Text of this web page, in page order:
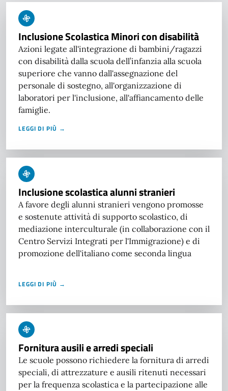
Inclusione Scolastica Minori con disabilità
Azioni legate all'integrazione di bambini/ragazzi
con disabilità dalla scuola dell’infanzia alla scuola
superiore che vanno dall'assegnazione del
personale di sostegno, all'organizzazione di
laboratori per l'inclusione, all'affiancamento delle
famiglie.
LEGGI DI PIÙ →
Inclusione scolastica alunni stranieri
A favore degli alunni stranieri vengono promosse
e sostenute attività di supporto scolastico, di
mediazione interculturale (in collaborazione con il
Centro Servizi Integrati per l'Immigrazione) e di
promozione dell'italiano come seconda lingua
LEGGI DI PIÙ →
Fornitura ausili e arredi speciali
Le scuole possono richiedere la fornitura di arredi
speciali, di attrezzature e ausili ritenuti necessari
per la frequenza scolastica e la partecipazione alle